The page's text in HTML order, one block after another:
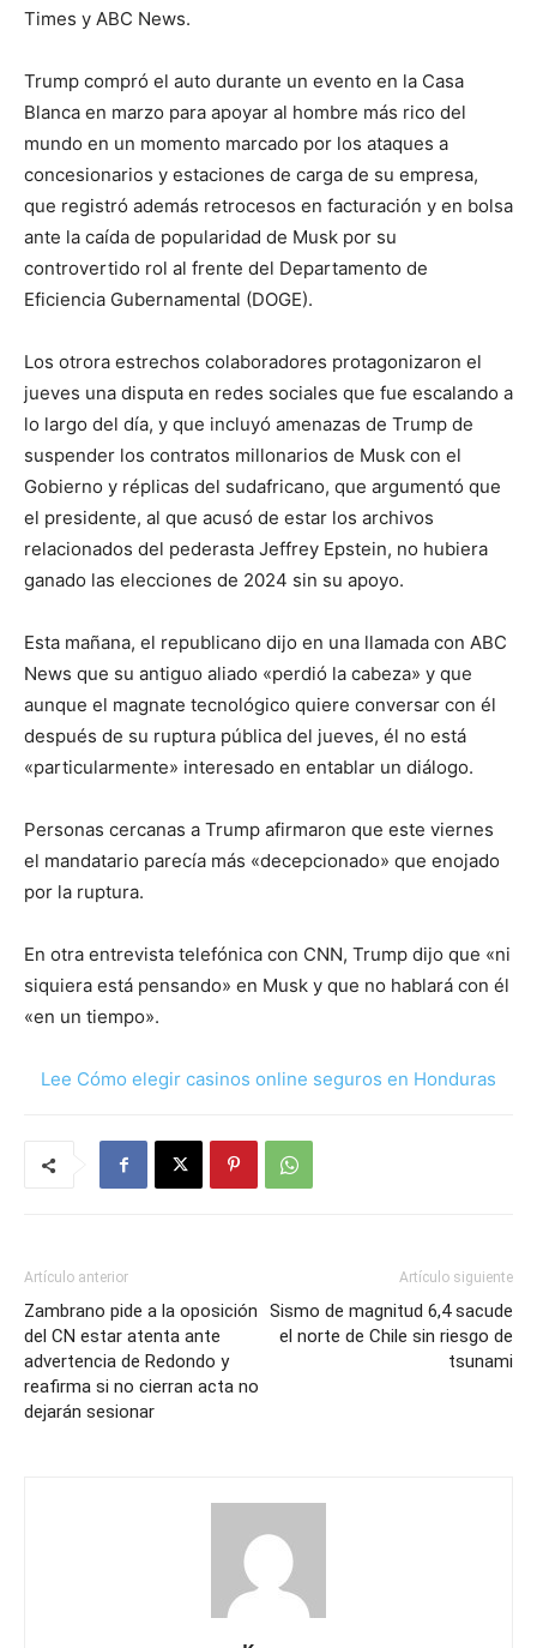
Times y ABC News.
Trump compró el auto durante un evento en la Casa
Blanca en marzo para apoyar al hombre más rico del
mundo en un momento marcado por los ataques a
concesionarios y estaciones de carga de su empresa,
que registró además retrocesos en facturación y en bolsa
ante la caída de popularidad de Musk por su
controvertido rol al frente del Departamento de
Eficiencia Gubernamental (DOGE).
Los otrora estrechos colaboradores protagonizaron el
jueves una disputa en redes sociales que fue escalando a
lo largo del día, y que incluyó amenazas de Trump de
suspender los contratos millonarios de Musk con el
Gobierno y réplicas del sudafricano, que argumentó que
el presidente, al que acusó de estar los archivos
relacionados del pederasta Jeffrey Epstein, no hubiera
ganado las elecciones de 2024 sin su apoyo.
Esta mañana, el republicano dijo en una llamada con ABC
News que su antiguo aliado «perdió la cabeza» y que
aunque el magnate tecnológico quiere conversar con él
después de su ruptura pública del jueves, él no está
«particularmente» interesado en entablar un diálogo.
Personas cercanas a Trump afirmaron que este viernes
el mandatario parecía más «decepcionado» que enojado
por la ruptura.
En otra entrevista telefónica con CNN, Trump dijo que «ni
siquiera está pensando» en Musk y que no hablará con él
«en un tiempo».
Lee Cómo elegir casinos online seguros en Honduras
Artículo anterior
Zambrano pide a la oposición
del CN estar atenta ante
advertencia de Redondo y
reafirma si no cierran acta no
dejarán sesionar
Artículo siguiente
Sismo de magnitud 6,4 sacude
el norte de Chile sin riesgo de
tsunami